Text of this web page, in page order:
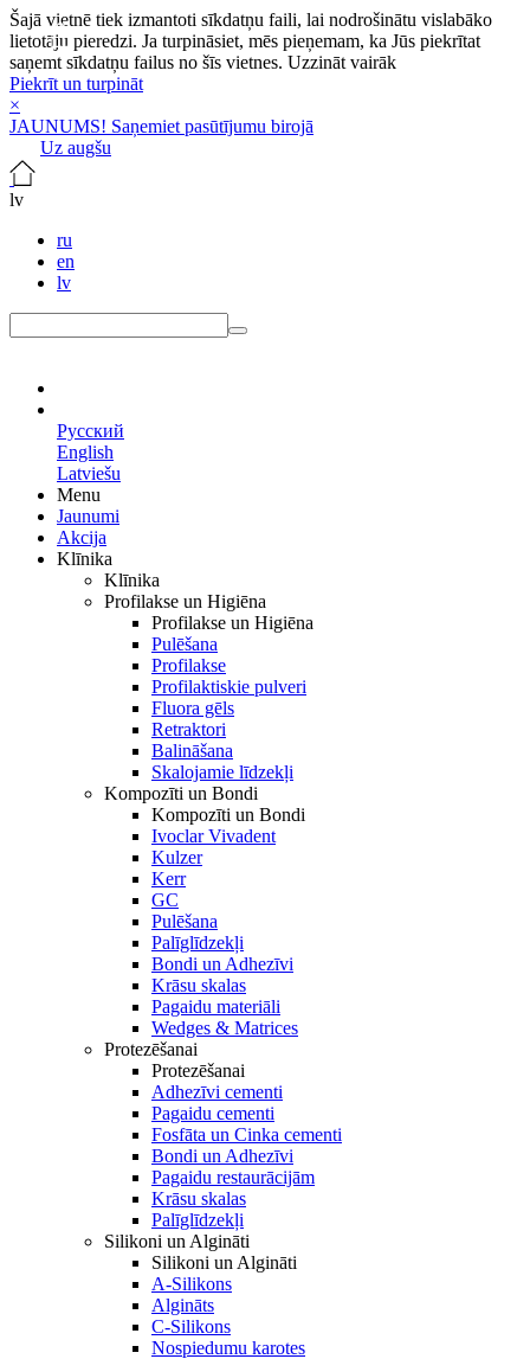
Šajā vietnē tiek izmantoti sīkdatņu faili, lai nodrošinātu vislabāko
lietotāju pieredzi. Ja turpināsiet, mēs pieņemam, ka Jūs piekrītat
saņemt sīkdatņu failus no šīs vietnes. Uzzināt vairāk
Piekrīt un turpināt
×
JAUNUMS! Saņemiet pasūtījumu birojā
Uz augšu
lv
ru
en
lv
Русский
English
Latviešu
Menu
Jaunumi
Akcija
Klīnika
Klīnika
Profilakse un Higiēna
Profilakse un Higiēna
Pulēšana
Profilakse
Profilaktiskie pulveri
Fluora gēls
Retraktori
Balināšana
Skalojamie līdzekļi
Kompozīti un Bondi
Kompozīti un Bondi
Ivoclar Vivadent
Kulzer
Kerr
GC
Pulēšana
Palīglīdzekļi
Bondi un Adhezīvi
Krāsu skalas
Pagaidu materiāli
Wedges & Matrices
Protezēšanai
Protezēšanai
Adhezīvi cementi
Pagaidu cementi
Fosfāta un Cinka cementi
Bondi un Adhezīvi
Pagaidu restaurācijām
Krāsu skalas
Palīglīdzekļi
Silikoni un Algināti
Silikoni un Algināti
A-Silikons
Algināts
C-Silikons
Nospiedumu karotes